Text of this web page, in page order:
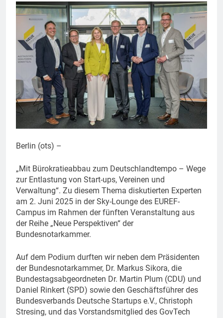
Berlin (ots) –
„Mit Bürokratieabbau zum Deutschlandtempo – Wege
zur Entlastung von Start-ups, Vereinen und
Verwaltung“. Zu diesem Thema diskutierten Experten
am 2. Juni 2025 in der Sky-Lounge des EUREF-
Campus im Rahmen der fünften Veranstaltung aus
der Reihe „Neue Perspektiven“ der
Bundesnotarkammer.
Auf dem Podium durften wir neben dem Präsidenten
der Bundesnotarkammer, Dr. Markus Sikora, die
Bundestagsabgeordneten Dr. Martin Plum (CDU) und
Daniel Rinkert (SPD) sowie den Geschäftsführer des
Bundesverbands Deutsche Startups e.V., Christoph
Stresing, und das Vorstandsmitglied des GovTech